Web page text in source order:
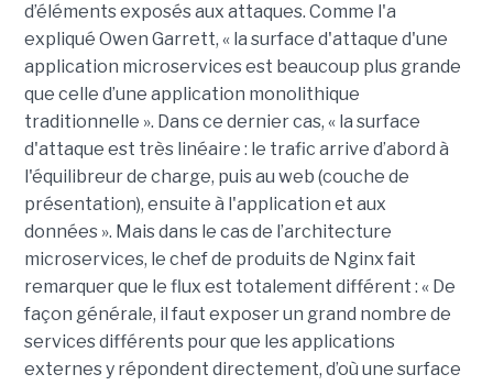
d’éléments exposés aux attaques. Comme l'a
expliqué Owen Garrett, « la surface d'attaque d'une
application microservices est beaucoup plus grande
que celle d’une application monolithique
traditionnelle ». Dans ce dernier cas, « la surface
d'attaque est très linéaire : le trafic arrive d’abord à
l'équilibreur de charge, puis au web (couche de
présentation), ensuite à l'application et aux
données ». Mais dans le cas de l’architecture
microservices, le chef de produits de Nginx fait
remarquer que le flux est totalement différent : « De
façon générale, il faut exposer un grand nombre de
services différents pour que les applications
externes y répondent directement, d’où une surface